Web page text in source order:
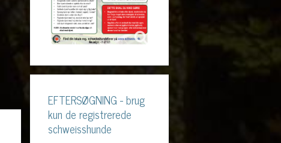
EFTERSØGNING - brug
kun de registrerede
schweisshunde